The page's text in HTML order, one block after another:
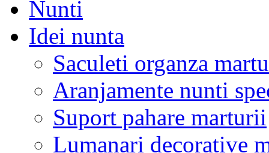
Idei nunta
Saculeti organza
Aranjamente nunti
Suport pahare marturii
Lumanari decorative